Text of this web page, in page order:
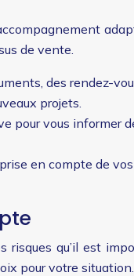
de vente.
des rendez-
projets.
pour vous informer
en compte de
qu’il est
pour votre situation.